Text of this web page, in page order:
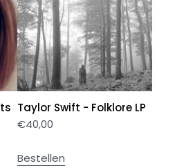
Taylor Swift - Folklore LP
€40,00
Bestellen